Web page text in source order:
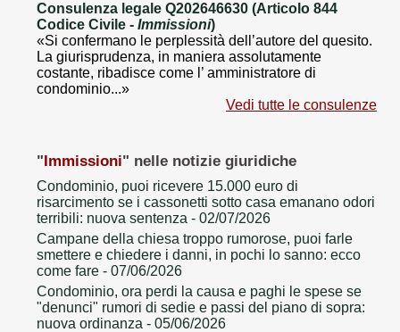
Consulenza legale Q202646630 (Articolo 844
Codice Civile - Immissioni)
«Si confermano le perplessità dell’autore del quesito.
La giurisprudenza, in maniera assolutamente
costante, ribadisce come l’ amministratore di
condominio...»
Vedi tutte le consulenze
"Immissioni" nelle notizie giuridiche
Condominio, puoi ricevere 15.000 euro di
risarcimento se i cassonetti sotto casa emanano odori
terribili: nuova sentenza - 02/07/2026
Campane della chiesa troppo rumorose, puoi farle
smettere e chiedere i danni, in pochi lo sanno: ecco
come fare - 07/06/2026
Condominio, ora perdi la causa e paghi le spese se
"denunci" rumori di sedie e passi del piano di sopra:
nuova ordinanza - 05/06/2026